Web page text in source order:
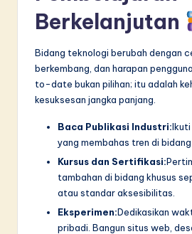
Berkelanjutan
Bidang teknologi berubah dengan
berkembang, dan harapan
to-date bukan pilihan; itu adalah
kesuksesan jangka panjang.
Baca Publikasi Industri:
yang membahas tren di
Kursus dan Sertifikasi:
tambahan di bidang khusus
atau standar aksesibilitas.
Eksperimen:Dedikasikan
pribadi. Bangun situs web,